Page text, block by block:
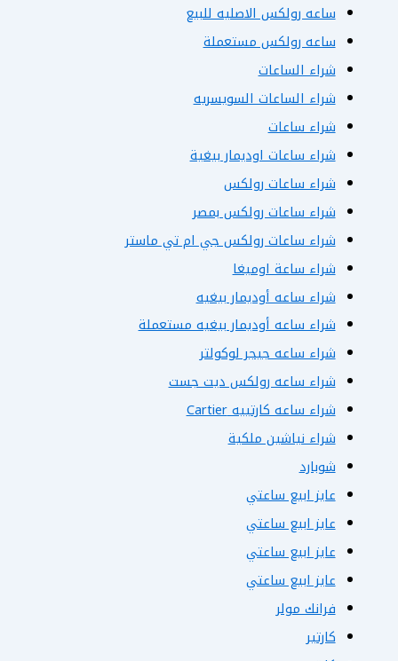
ساعه رولكس الاصليه للبيع
ساعه رولكس مستعملة
شراء الساعات
شراء الساعات السويسريه
شراء ساعات
شراء ساعات اوديمار بيغية
شراء ساعات رولكس
شراء ساعات رولكس بمصر
شراء ساعات رولكس جي ام تي ماستر
شراء ساعة اوميغا
شراء ساعه أوديمار بيغيه
شراء ساعه أوديمار بيغيه مستعملة
شراء ساعه جيجر لوكولتر
شراء ساعه رولكس ديت جست
شراء ساعه كارتييه Cartier
شراء نياشين ملكية
شوبارد
عايز ابيع ساعتي
عايز ابيع ساعتي
عايز ابيع ساعتي
عايز ابيع ساعتي
فرانك مولر
كارتير